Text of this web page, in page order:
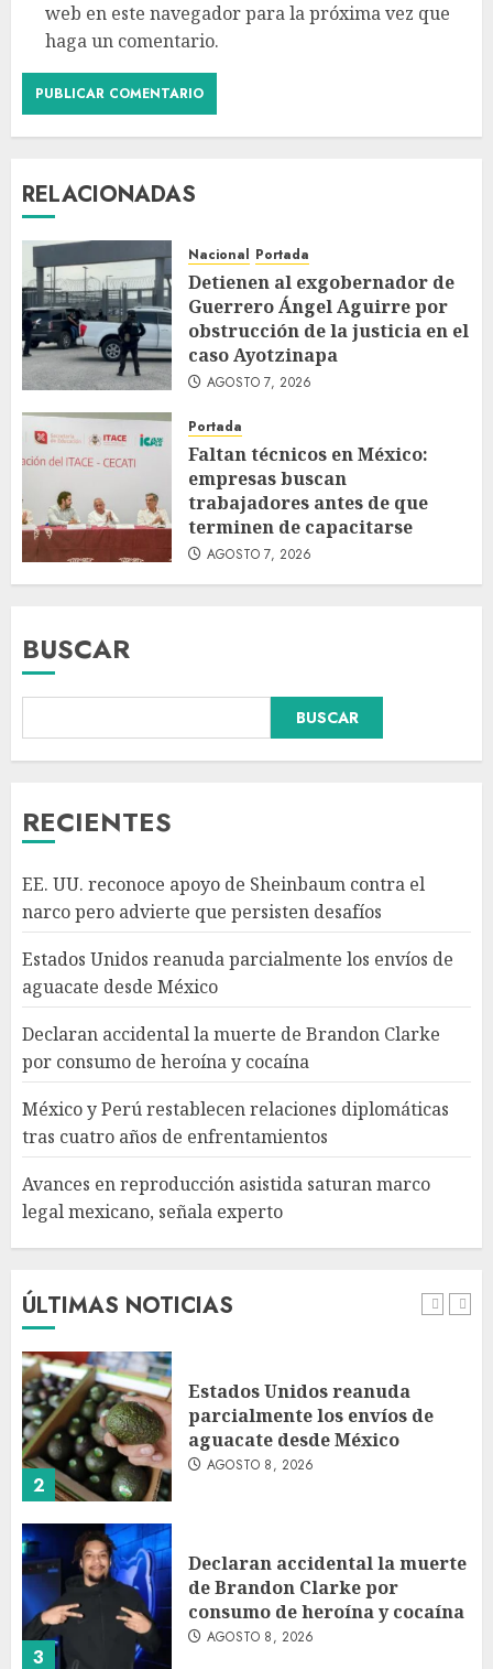
web en este navegador para la próxima vez que
haga un comentario.
RELACIONADAS
Nacional Portada
Detienen al exgobernador de
Guerrero Ángel Aguirre por
obstrucción de la justicia en el
caso Ayotzinapa
AGOSTO 7, 2026
Portada
Faltan técnicos en México:
empresas buscan
trabajadores antes de que
terminen de capacitarse
AGOSTO 7, 2026
BUSCAR
BUSCAR
RECIENTES
EE. UU. reconoce apoyo de Sheinbaum contra el
narco pero advierte que persisten desafíos
Estados Unidos reanuda parcialmente los envíos de
aguacate desde México
Declaran accidental la muerte de Brandon Clarke
por consumo de heroína y cocaína
México y Perú restablecen relaciones diplomáticas
tras cuatro años de enfrentamientos
Avances en reproducción asistida saturan marco
legal mexicano, señala experto
ÚLTIMAS NOTICIAS
Declaran accidental la muerte
de Brandon Clarke por
4
relaciones diplomáticas tras
cuatro años de
enfrentamientos
AGOSTO 8, 2026
5
Avances en reproducción
asistida saturan marco legal
mexicano, señala experto
AGOSTO 8, 2026
1
EE. UU. reconoce apoyo de
AGOSTO 8, 2026
2
Estados Unidos reanuda
parcialmente los envíos de
aguacate desde México
AGOSTO 8, 2026
3
Declaran accidental la muerte
de Brandon Clarke por
consumo de heroína y cocaína
AGOSTO 8, 2026